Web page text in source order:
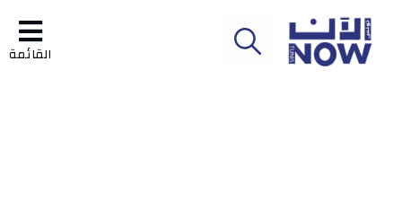
القائمة